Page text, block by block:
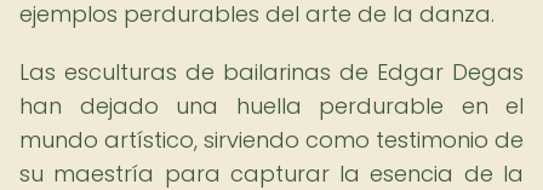
ejemplos perdurables del arte de la danza.
Las esculturas de bailarinas de Edgar Degas
han dejado una huella perdurable en el
mundo artístico, sirviendo como testimonio de
su maestría para capturar la esencia de la